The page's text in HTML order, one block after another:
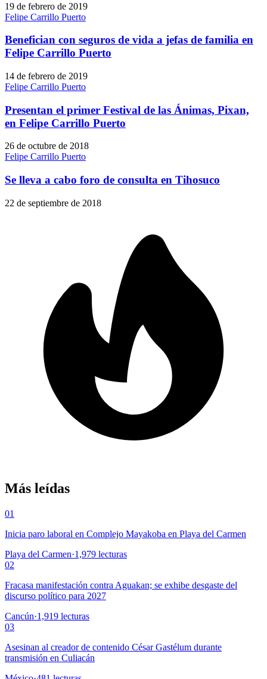
19 de febrero de 2019
Felipe Carrillo Puerto
Benefician con seguros de vida a jefas de familia en
Felipe Carrillo Puerto
14 de febrero de 2019
Felipe Carrillo Puerto
Presentan el primer Festival de las Ánimas, Pixan,
en Felipe Carrillo Puerto
26 de octubre de 2018
Felipe Carrillo Puerto
Se lleva a cabo foro de consulta en Tihosuco
22 de septiembre de 2018
Más leídas
01
Inicia paro laboral en Complejo Mayakoba en Playa del Carmen
Playa del Carmen·1,979 lecturas
02
Fracasa manifestación contra Aguakan; se exhibe desgaste del
discurso político para 2027
Cancún·1,919 lecturas
03
Asesinan al creador de contenido César Gastélum durante
transmisión en Culiacán